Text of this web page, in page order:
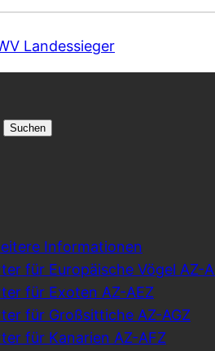
Landessieger
Suchen
Informationen
für Europäische Vögel AZ-
für Exoten AZ-AEZ
für Großsittiche AZ-AGZ
für Kanarien AZ-AFZ